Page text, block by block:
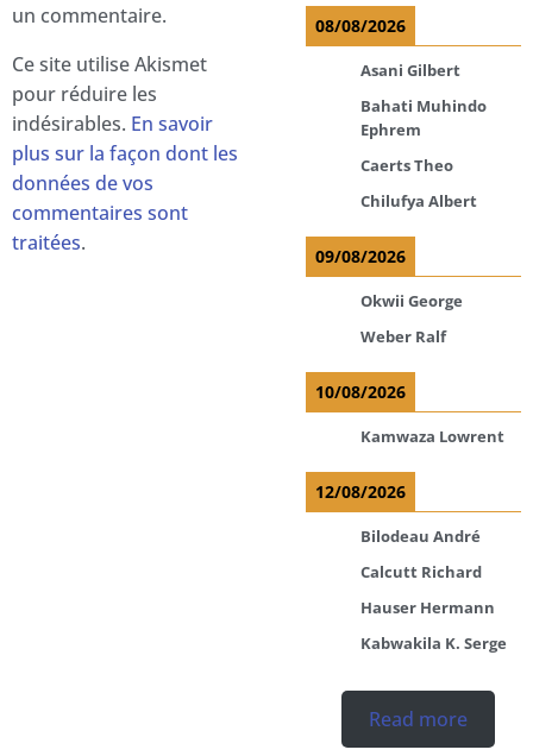
un commentaire.
Ce site utilise Akismet
pour réduire les
indésirables. En savoir
plus sur la façon dont les
données de vos
commentaires sont
traitées.
08/08/2026
Asani Gilbert
Bahati Muhindo
Ephrem
Caerts Theo
Chilufya Albert
09/08/2026
Okwii George
Weber Ralf
10/08/2026
Kamwaza Lowrent
12/08/2026
Bilodeau André
Calcutt Richard
Hauser Hermann
Kabwakila K. Serge
Read more